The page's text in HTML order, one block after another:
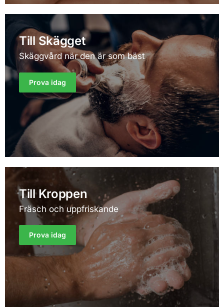
Till Skägget
Skäggvård när den är som bäst
Prova idag
Till Kroppen
Fräsch och uppfriskande
Prova idag